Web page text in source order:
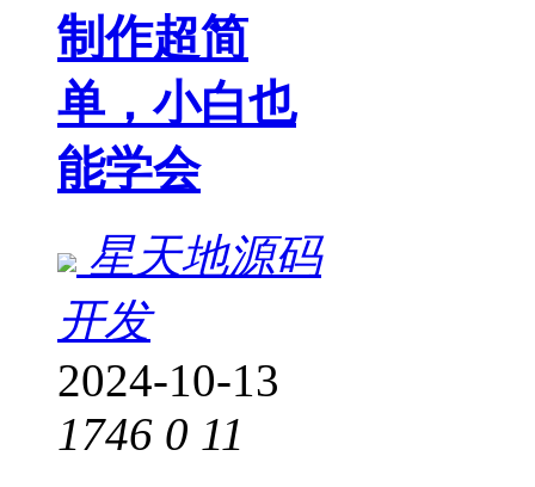
制作超简
单，小白也
能学会
星天地源码
开发
2024-10-13
1746 0 11